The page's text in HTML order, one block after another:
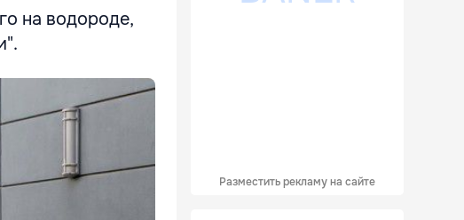
на водороде,
Разместить рекламу на сайте